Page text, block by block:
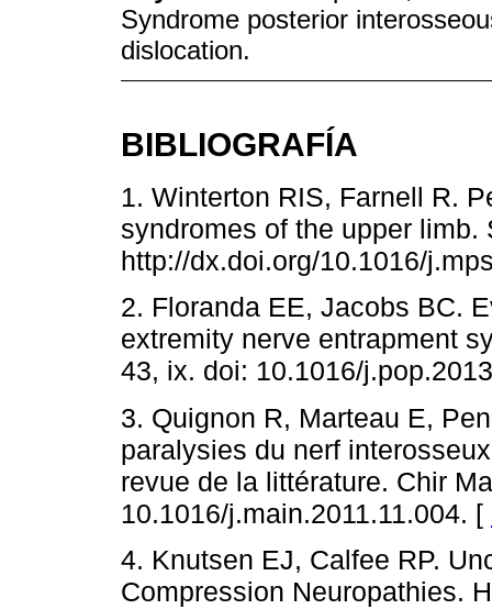
Syndrome posterior
dislocation.
BIBLIOGRAFÍA
1. Winterton RIS, Farnell R.
syndromes of the upper limb.
http://dx.doi.org/10.1016/
2. Floranda EE, Jacobs BC.
extremity nerve entrapment
43, ix. doi: 10.1016/
3. Quignon R, Marteau E,
paralysies du nerf
revue de la littérature. Chir
10.1016/j.main.2011.11.004. [
4. Knutsen EJ, Calfee RP.
Compression Neuropathies.